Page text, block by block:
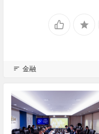
金融